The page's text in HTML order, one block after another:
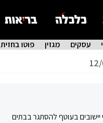
עסקים מגזין פוטו בחזית
בעוטף להסתגר בבתים